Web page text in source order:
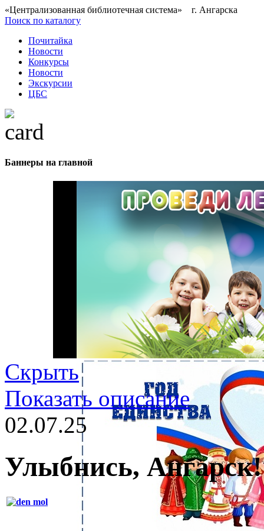
«Централизованная библиотечная система» г. Ангарска
Поиск по каталогу
Почитайка
Новости
Конкурсы
Новости
Экскурсии
ЦБС
Баннеры на главной
Скрыть
Показать описание
02.07.25
Улыбнись, Ангарск!